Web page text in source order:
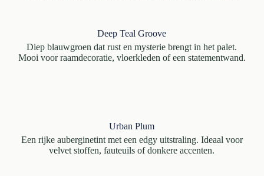
Deep Teal Groove
Diep blauwgroen dat rust en mysterie brengt in het palet.
Mooi voor raamdecoratie, vloerkleden of een statementwand.
Urban Plum
Een rijke auberginetint met een edgy uitstraling. Ideaal voor
velvet stoffen, fauteuils of donkere accenten.